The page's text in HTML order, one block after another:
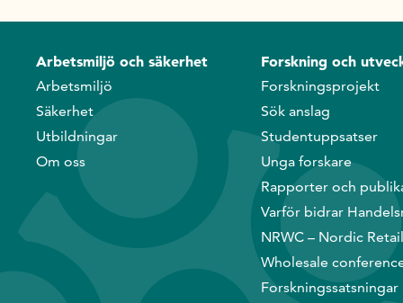
Arbetsmiljö och säkerhet
Arbetsmiljö
Säkerhet
Utbildningar
Om oss
Forskning och
Forskningsprojekt
Sök anslag
Studentuppsatser
Unga forskare
Rapporter och
Varför bidrar
NRWC – Nordic
Wholesale
Forskningssatsningar